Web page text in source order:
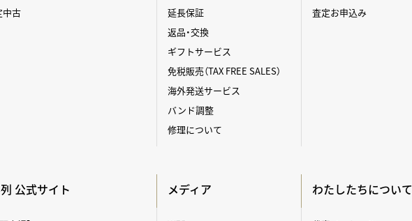
中古
延長保証
返品・交換
ギフトサービス
免税販売（TAX FREE SALES）
海外発送サービス
バンド調整
修理について
査定お申込み
公式サイト メディア わたしたちについて